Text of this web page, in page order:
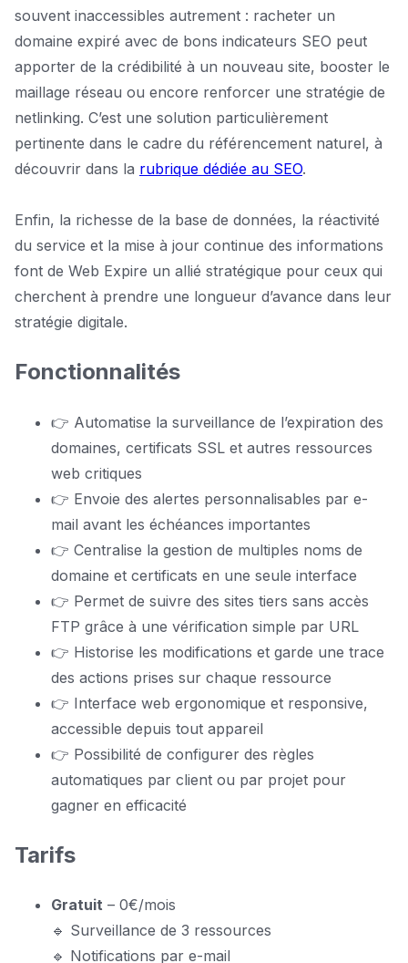
souvent inaccessibles autrement : racheter un
domaine expiré avec de bons indicateurs SEO peut
apporter de la crédibilité à un nouveau site, booster le
maillage réseau ou encore renforcer une stratégie de
netlinking. C’est une solution particulièrement
pertinente dans le cadre du référencement naturel, à
découvrir dans la rubrique dédiée au SEO.
Enfin, la richesse de la base de données, la réactivité
du service et la mise à jour continue des informations
font de Web Expire un allié stratégique pour ceux qui
cherchent à prendre une longueur d’avance dans leur
stratégie digitale.
Fonctionnalités
👉 Automatise la surveillance de l’expiration des
domaines, certificats SSL et autres ressources
web critiques
👉 Envoie des alertes personnalisables par e-
mail avant les échéances importantes
👉 Centralise la gestion de multiples noms de
domaine et certificats en une seule interface
👉 Permet de suivre des sites tiers sans accès
FTP grâce à une vérification simple par URL
👉 Historise les modifications et garde une trace
des actions prises sur chaque ressource
👉 Interface web ergonomique et responsive,
accessible depuis tout appareil
👉 Possibilité de configurer des règles
automatiques par client ou par projet pour
gagner en efficacité
Tarifs
Gratuit – 0€/mois
🔹 Surveillance de 3 ressources
🔹 Notifications par e-mail